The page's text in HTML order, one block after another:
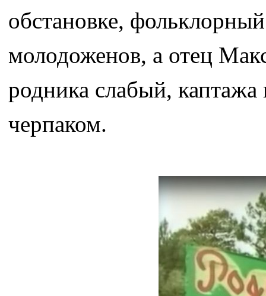
обстановке,
молодоженов, а отец
родника слабый, каптажа
черпаком.